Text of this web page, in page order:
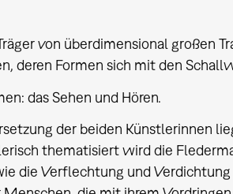
von überdimensional großen
deren Formen sich mit den
das Sehen und Hören.
der beiden Künstlerinnen
thematisiert wird die
die Verflechtung und